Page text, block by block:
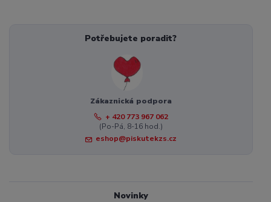
Potřebujete poradit?
Zákaznická podpora
+ 420 773 967 062
(Po-Pá, 8-16 hod.)
eshop@piskutekzs.cz
Novinky